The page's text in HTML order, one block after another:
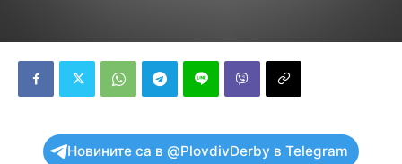
Новините са в @PlovdivDerby в Telegram